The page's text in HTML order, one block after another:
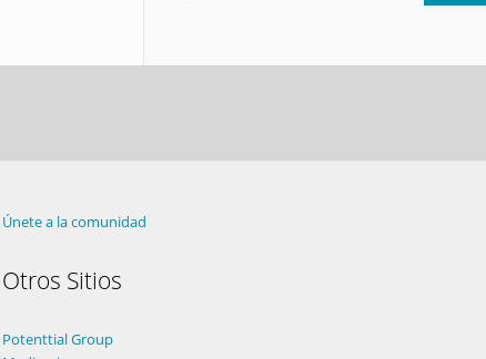
Únete a la comunidad
Otros Sitios
Potenttial Group